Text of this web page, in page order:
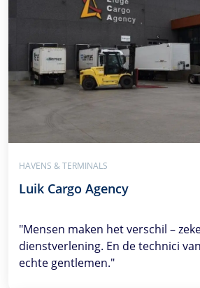
HAVENS & TERMINALS
Luik Cargo Agency
"Mensen maken het verschil –
dienstverlening. En de technici van
echte gentlemen."